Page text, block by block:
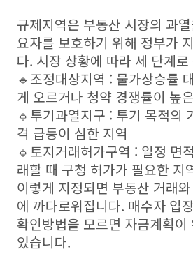
규제지역은 부동산 시장의 과
요자를 보호하기 위해 정부가
다. 시장 상황에 따라 세 단계
🔹조정대상지역 : 물가상승률
게 오르거나 청약 경쟁률이 높
🔹투기과열지구 : 투기 목적의
격 급등이 심한 지역
🔹토지거래허가구역 : 일정 면
래할 때 구청 허가가 필요한 지
이렇게 지정되면 부동산 거래
에 까다로워집니다. 매수자 입
확인방법을 모르면 자금계획이
있습니다.